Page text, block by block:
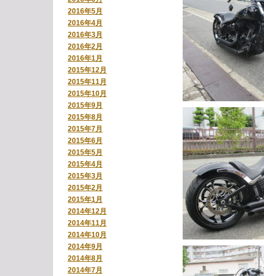
2016年5月
2016年4月
2016年3月
2016年2月
2016年1月
2015年12月
2015年11月
2015年10月
2015年9月
2015年8月
2015年7月
2015年6月
2015年5月
2015年4月
2015年3月
2015年2月
2015年1月
2014年12月
2014年11月
2014年10月
2014年9月
2014年8月
2014年7月